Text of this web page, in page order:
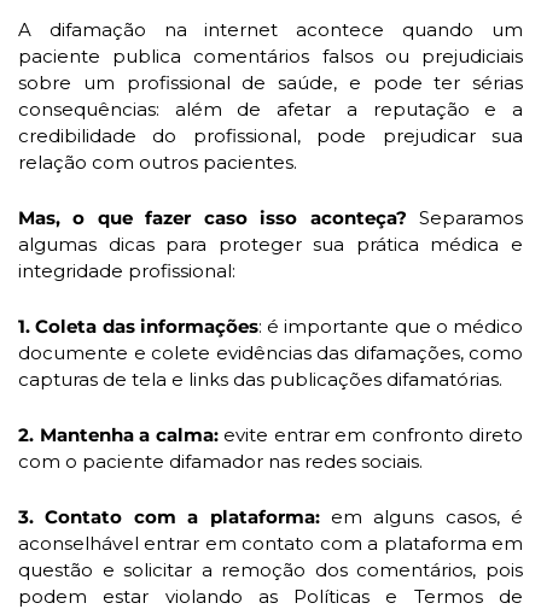
A difamação na internet acontece quando um
paciente publica comentários falsos ou prejudiciais
sobre um profissional de saúde, e pode ter sérias
consequências: além de afetar a reputação e a
credibilidade do profissional, pode prejudicar sua
relação com outros pacientes.
Mas, o que fazer caso isso aconteça? Separamos
algumas dicas para proteger sua prática médica e
integridade profissional:
1. Coleta das informações: é importante que o médico
documente e colete evidências das difamações, como
capturas de tela e links das publicações difamatórias.
2. Mantenha a calma: evite entrar em confronto direto
com o paciente difamador nas redes sociais.
3. Contato com a plataforma: em alguns casos, é
aconselhável entrar em contato com a plataforma em
questão e solicitar a remoção dos comentários, pois
podem estar violando as Políticas e Termos de